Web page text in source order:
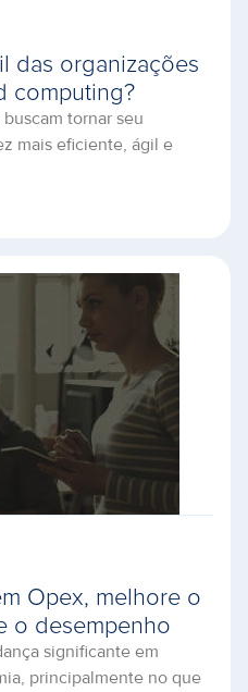
das organizações
computing?
tornar seu
mais eficiente, ágil e
deste movimento
Científica,
que consiste no estudo de
operário esteja focado
Opex, melhore o
o desempenho
significante em
principalmente no que